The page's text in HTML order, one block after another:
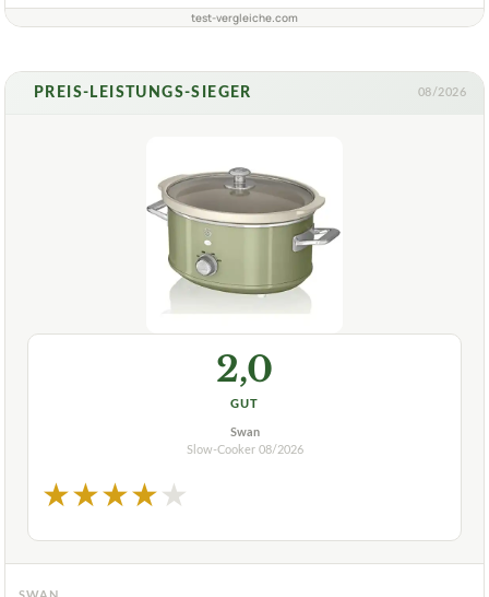
test-vergleiche.com
PREIS-LEISTUNGS-SIEGER 08/2026
2,0
GUT
Swan
Slow-Cooker 08/2026
★★★★★